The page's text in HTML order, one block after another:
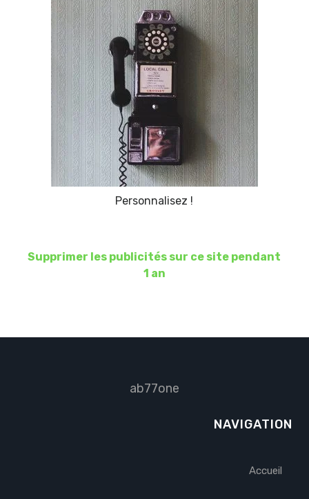
Personnalisez !
Supprimer les publicités sur ce site pendant
1 an
ab77one
NAVIGATION
Accueil